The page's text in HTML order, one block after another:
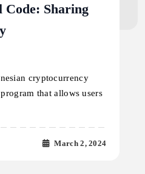
Code: Sharing
cryptocurrency
that allows users
March 2, 2024